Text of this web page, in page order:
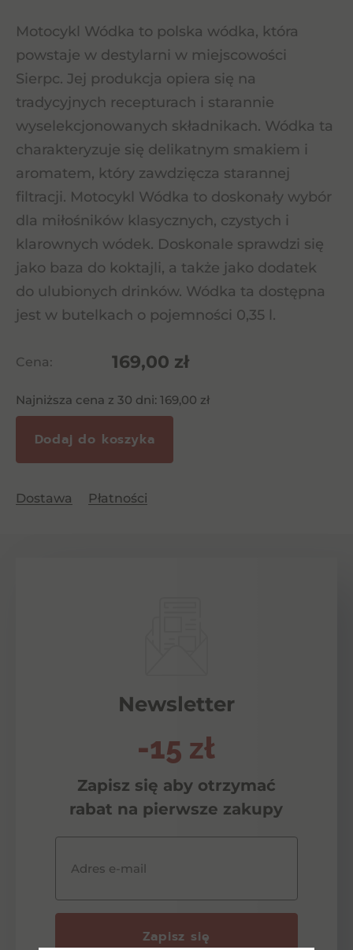
Motocykl Wódka to polska wódka, która
powstaje w destylarni w miejscowości
Sierpc. Jej produkcja opiera się na
tradycyjnych recepturach i starannie
wyselekcjonowanych składnikach. Wódka ta
charakteryzuje się delikatnym smakiem i
aromatem, który zawdzięcza starannej
filtracji. Motocykl Wódka to doskonały wybór
dla miłośników klasycznych, czystych i
klarownych wódek. Doskonale sprawdzi się
jako baza do koktajli, a także jako dodatek
do ulubionych drinków. Wódka ta dostępna
jest w butelkach o pojemności 0,35 l.
Cena: 169,00 zł
Najniższa cena z 30 dni: 169,00 zł
Dodaj do koszyka
Dostawa Płatności
Newsletter
-15 zł
Zapisz się aby otrzymać
rabat na pierwsze zakupy
Adres e-mail
Zapisz się